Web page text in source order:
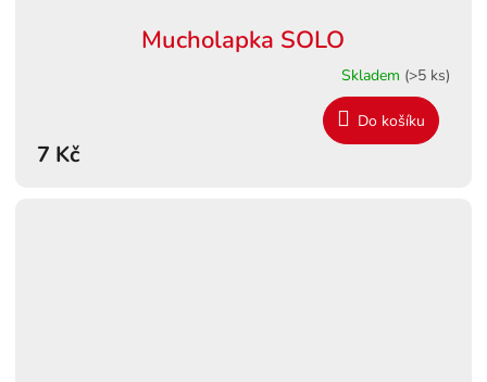
Mucholapka SOLO
Skladem (>5 ks)
7 Kč
Do košíku